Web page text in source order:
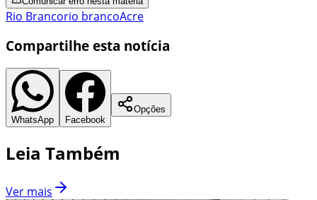
Rio Brancorio brancoAcre
Compartilhe esta notícia
WhatsApp Facebook
Opções
Leia Também
Ver mais